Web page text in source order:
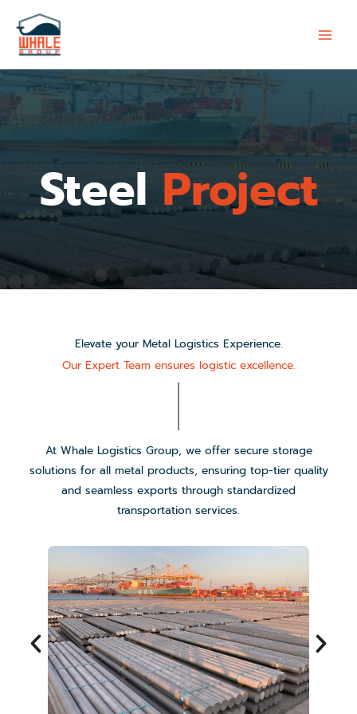
content
Steel Project
Elevate your Metal Logistics Experience.
Our Expert Team ensures logistic excellence.
At Whale Logistics Group, we offer secure storage
solutions for all metal products, ensuring top-tier quality
and seamless exports through standardized
transportation services.